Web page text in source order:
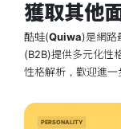
獲取其他
酷蛙(Quiwa)是網路
(B2B)提供多元化性
性格解析，歡迎進一
PERSONALITY